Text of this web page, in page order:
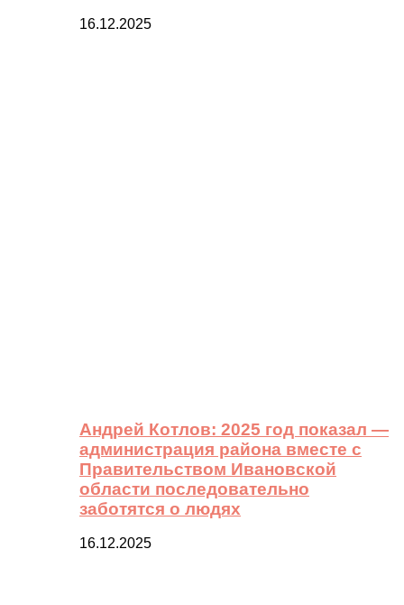
16.12.2025
Андрей Котлов: 2025 год показал —
администрация района вместе с
Правительством Ивановской
области последовательно
заботятся о людях
16.12.2025